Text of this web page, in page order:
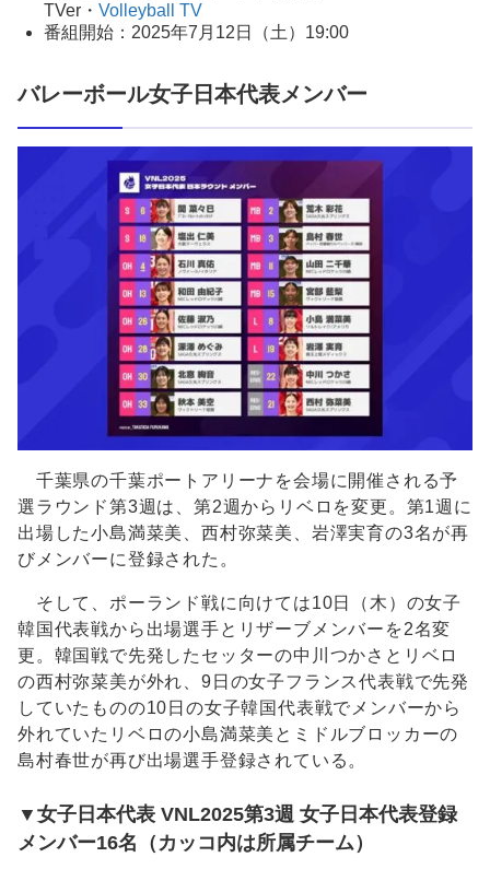
TVer・ Volleyball TV
番組開始：2025年7月12日（土）19:00
バレーボール女子日本代表メンバー
千葉県の千葉ポートアリーナを会場に開催される予
選ラウンド第3週は、第2週からリベロを変更。第1週に
出場した小島満菜美、西村弥菜美、岩澤実育の3名が再
びメンバーに登録された。
そして、ポーランド戦に向けては10日（木）の女子
韓国代表戦から出場選手とリザーブメンバーを2名変
更。韓国戦で先発したセッターの中川つかさとリベロ
の西村弥菜美が外れ、9日の女子フランス代表戦で先発
していたものの10日の女子韓国代表戦でメンバーから
外れていたリベロの小島満菜美とミドルブロッカーの
島村春世が再び出場選手登録されている。
▼女子日本代表 VNL2025第3週 女子日本代表登録
メンバー16名（カッコ内は所属チーム）